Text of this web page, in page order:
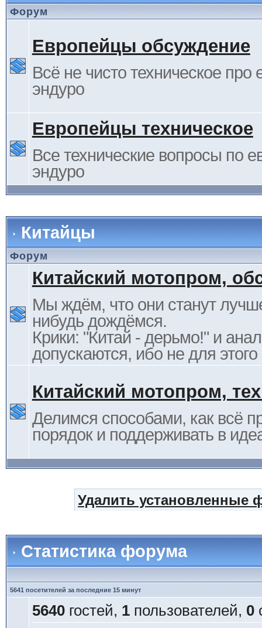
Форум
Европейцы обсуждение
Всё не чисто техническое про
эндуро
Европейцы техническое
Все технические вопросы по
эндуро
Китайцы
Форум
Китайский мотопром,
Мы ждём, что они станут
нибудь дождёмся.
Крики: "Китай - дерьмо!" и
допускаются, ибо не для
Китайский мотопром,
Делимся способами, как всё
порядок и поддерживать в
Удалить установленные
Статистика форума
5641 посетителей за последние 15 минут
5640гостей, 1пользователей, 0